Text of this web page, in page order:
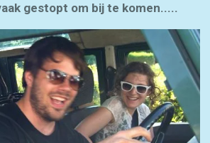
gestopt om bij te komen.....